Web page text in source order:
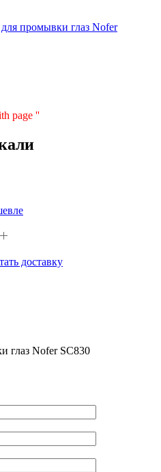
промывки глаз Nofer
page ''
доставку
глаз Nofer SC830